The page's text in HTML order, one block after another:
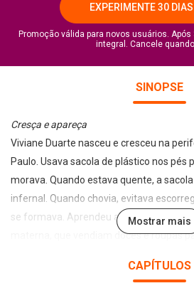
EXPERIMENTE 30
Promoção válida para novos usuários.
integral. Cancele
SINOPSE
Cresça e apareça
Viviane Duarte nasceu e cresceu na
Paulo. Usava sacola de plástico nos pés
morava. Quando estava quente, a
infernal. Quando chovia, evitava
se formava. Aprendeu a negociar
materna, que vendiam doces e roupas
teve foco e perseverança, conseguiu o
Mostrar mais
CAPÍTULOS